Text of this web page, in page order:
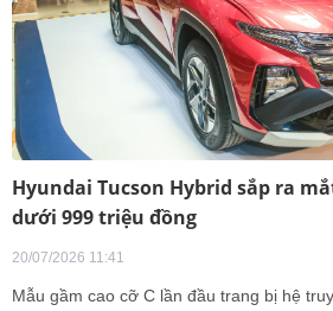
Hyundai Tucson Hybrid sắp ra
dưới 999 triệu đồng
20/07/2026 11:41
Mẫu gầm cao cỡ C lần đầu trang bị hệ